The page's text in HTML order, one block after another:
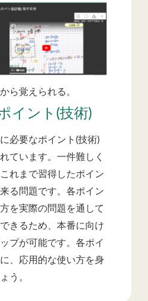
ら覚えられる。
イント(技術)
必要なポイント(技術)
ています。一件難しく
れまで習得したポイン
る問題です。各ポイン
を実際の問題を通して
きるため、本番に向け
プが可能です。各ポイ
、応用的な使い方を身
う。